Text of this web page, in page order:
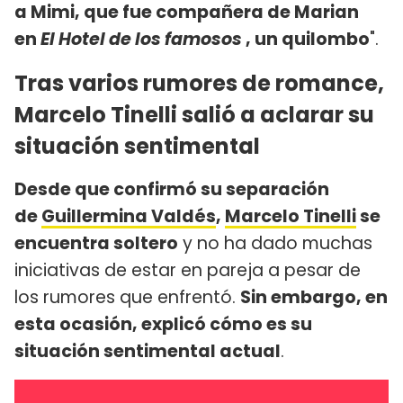
a Mimi, que fue compañera de Marian
enEl Hotel de los famosos, un quilombo".
Tras varios rumores de romance,
Marcelo Tinelli salió a aclarar su
situación sentimental
Desde que confirmó su separación
deGuillermina Valdés, Marcelo Tinellise
encuentra soltero y no ha dado muchas
iniciativas de estar en pareja a pesar de
los rumores que enfrentó. Sin embargo, en
esta ocasión, explicó cómo es su
situación sentimental actual.